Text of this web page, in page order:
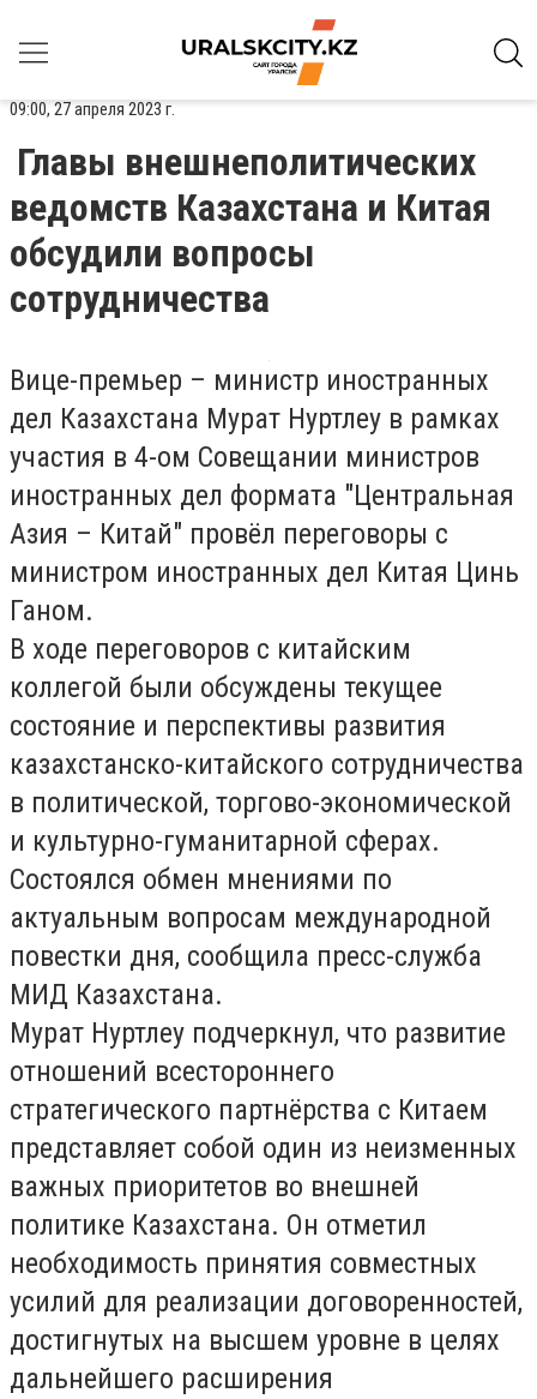
09:00, 27 апреля 2023 г.
Главы внешнеполитических
ведомств Казахстана и Китая
обсудили вопросы
сотрудничества
Вице-премьер – министр иностранных
дел Казахстана Мурат Нуртлеу в рамках
участия в 4-ом Совещании министров
иностранных дел формата "Центральная
Азия – Китай" провёл переговоры с
министром иностранных дел Китая Цинь
Ганом.
В ходе переговоров с китайским
коллегой были обсуждены текущее
состояние и перспективы развития
казахстанско-китайского сотрудничества
в политической, торгово-экономической
и культурно-гуманитарной сферах.
Состоялся обмен мнениями по
актуальным вопросам международной
повестки дня, сообщила пресс-служба
МИД Казахстана.
Мурат Нуртлеу подчеркнул, что развитие
отношений всестороннего
стратегического партнёрства с Китаем
представляет собой один из неизменных
важных приоритетов во внешней
политике Казахстана. Он отметил
необходимость принятия совместных
усилий для реализации договоренностей,
достигнутых на высшем уровне в целях
дальнейшего расширения